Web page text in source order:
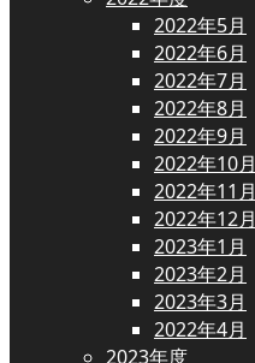
2022年5月
2022年6月
2022年7月
2022年8月
2022年9月
2022年10月
2022年11月
2022年12月
2023年1月
2023年2月
2023年3月
2022年4月
2023年度